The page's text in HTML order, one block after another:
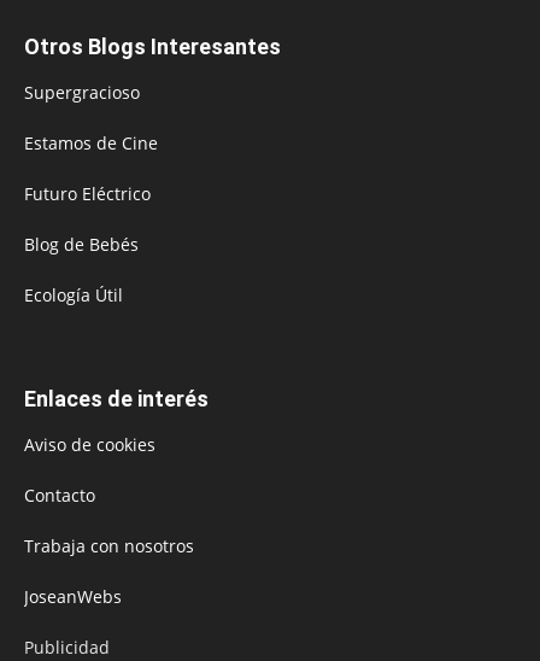
Otros Blogs Interesantes
Supergracioso
Estamos de Cine
Futuro Eléctrico
Blog de Bebés
Ecología Útil
Enlaces de interés
Aviso de cookies
Contacto
Trabaja con nosotros
JoseanWebs
Publicidad